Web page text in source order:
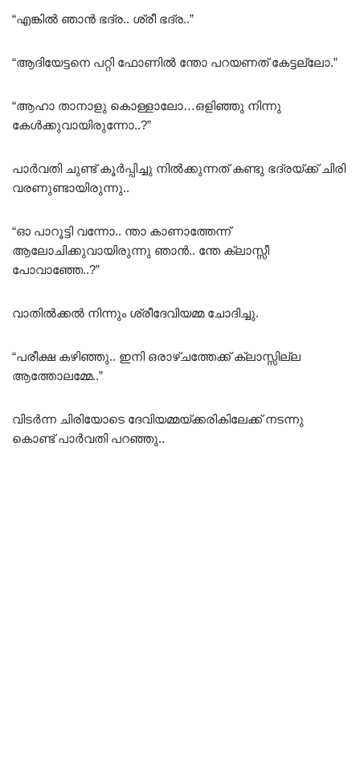
“എങ്കിൽ ഞാൻ ഭദ്ര.. ശ്രീ ഭദ്ര..”
“ആദിയേട്ടനെ പറ്റി ഫോണിൽ ന്തോ പറയണത് കേട്ടല്ലോ.”
“ആഹാ താനാളു കൊള്ളാലോ…ഒളിഞ്ഞു നിന്നു
കേൾക്കുവായിരുന്നോ..?”
പാർവതി ചുണ്ട് കൂർപ്പിച്ചു നിൽക്കുന്നത് കണ്ടു ഭദ്രയ്ക്ക് ചിരി
വരണുണ്ടായിരുന്നു..
“ഓ പാറൂട്ടി വന്നോ.. ന്താ കാണാത്തേന്ന്
ആലോചിക്കുവായിരുന്നു ഞാൻ.. ന്തേ ക്ലാസ്സീ
പോവാഞ്ഞേ..?”
വാതിൽക്കൽ നിന്നും ശ്രീദേവിയമ്മ ചോദിച്ചു.
“പരീക്ഷ കഴിഞ്ഞു.. ഇനി ഒരാഴ്ചത്തേക്ക് ക്ലാസ്സില്ല
ആത്തോലമ്മേ..”
വിടർന്ന ചിരിയോടെ ദേവിയമ്മയ്ക്കരികിലേക്ക് നടന്നു
കൊണ്ട് പാർവതി പറഞ്ഞു..